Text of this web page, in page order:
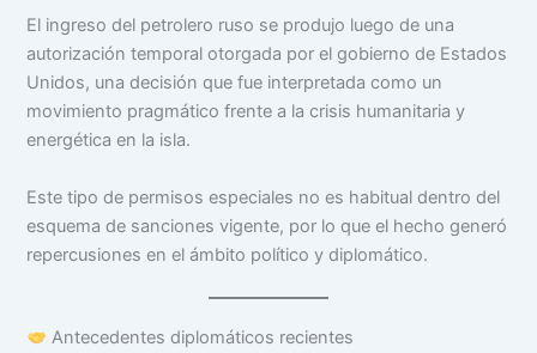
El ingreso del petrolero ruso se produjo luego de una
autorización temporal otorgada por el gobierno de Estados
Unidos, una decisión que fue interpretada como un
movimiento pragmático frente a la crisis humanitaria y
energética en la isla.
Este tipo de permisos especiales no es habitual dentro del
esquema de sanciones vigente, por lo que el hecho generó
repercusiones en el ámbito político y diplomático.
Antecedentes diplomáticos recientes